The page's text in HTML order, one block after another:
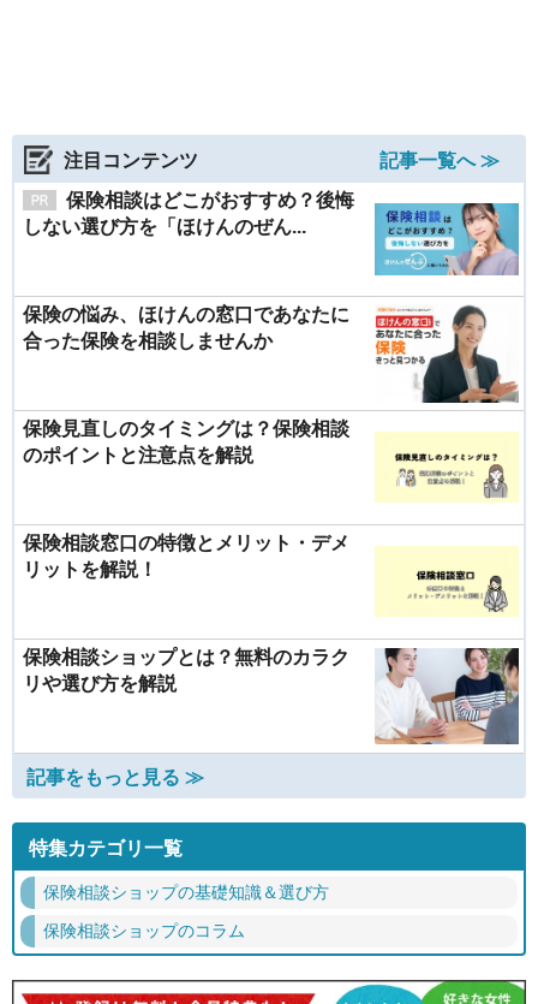
注目コンテンツ
記事一覧へ ≫
保険相談はどこがおすすめ？後悔
しない選び方を「ほけんのぜん...
保険の悩み、ほけんの窓口であなたに
合った保険を相談しませんか
保険見直しのタイミングは？保険相談
のポイントと注意点を解説
保険相談窓口の特徴とメリット・デメ
リットを解説！
保険相談ショップとは？無料のカラク
リや選び方を解説
記事をもっと見る ≫
特集カテゴリ一覧
保険相談ショップの基礎知識＆選び方
保険相談ショップのコラム